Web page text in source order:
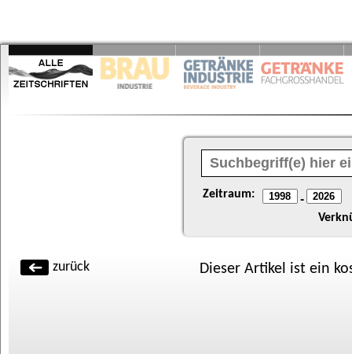
Zeitraum: -
zurück Dieser Artikel ist ein